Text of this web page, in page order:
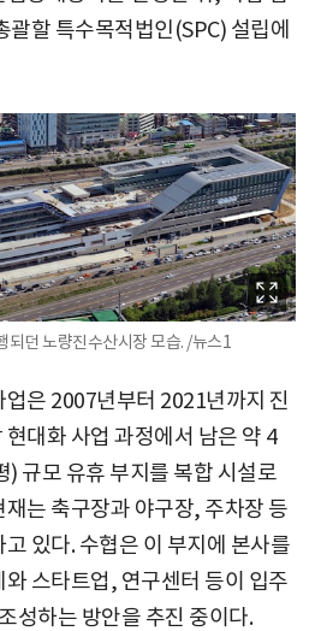
괄할 특수목적법인(SPC) 설립에
되던 노량진수산시장 모습. /뉴스1
은 2007년부터 2021년까지 진
대화 사업 과정에서 남은 약 4
규모 유휴 부지를 복합 시설로
는 축구장과 야구장, 주차장 등
있다. 수협은 이 부지에 본사를
스타트업, 연구센터 등이 입주
성하는 방안을 추진 중이다.